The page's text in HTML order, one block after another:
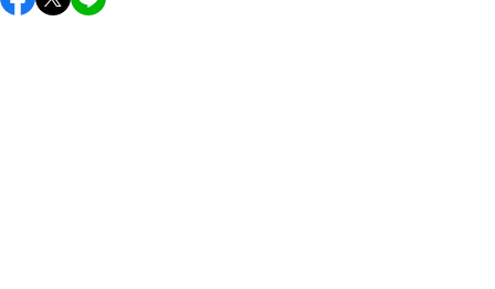
し上がりください。